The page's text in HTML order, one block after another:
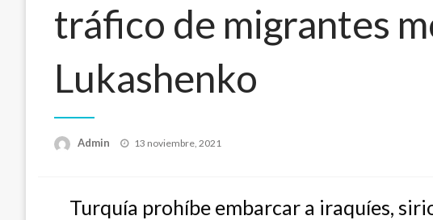
tráfico de migrantes
Lukashenko
Admin
Publicado
13 noviembre, 2021
Turquía prohíbe embarcar a iraquíes,